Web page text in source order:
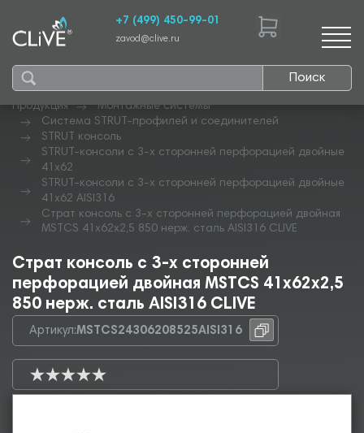
Поиск
+7 (499) 450-99-01
zavod@clive.ru
Продукция
Монтажные системы
Система STRUT-профилей и соединителей
STRUT консоль
STRUT-консоли с 3-х сторонней перфорацией двойные
41х62
STRUT-консоли с 3-х сторонней перфорацией двойные
41х62 AISI316
Страт консоль с 3-х сторонней перфорацией двойная
MSTCS 41х62х2,5 850 нерж. сталь AISI316 CLIVE
Страт консоль с 3-х сторонней
перфорацией двойная MSTCS 41х62х2,5
850 нерж. сталь AISI316 CLIVE
Артикул:MSTCS24306208525AISI316